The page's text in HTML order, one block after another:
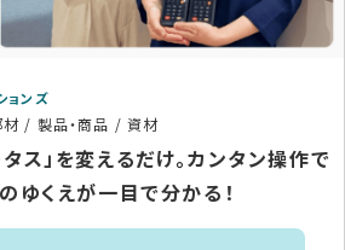
ョンズ
材 / 製品・商品 / 資材
ス」を変えるだけ。カンタン操作で
ゆくえが一目で分かる！